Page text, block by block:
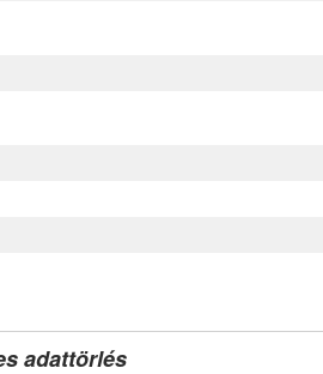
adattörlés